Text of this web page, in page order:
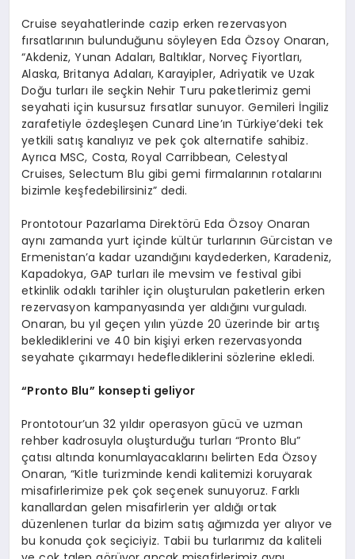
Cruise seyahatlerinde cazip erken rezervasyon
fırsatlarının bulunduğunu söyleyen Eda Özsoy Onaran,
“Akdeniz, Yunan Adaları, Baltıklar, Norveç Fiyortları,
Alaska, Britanya Adaları, Karayipler, Adriyatik ve Uzak
Doğu turları ile seçkin Nehir Turu paketlerimiz gemi
seyahati için kusursuz fırsatlar sunuyor. Gemileri İngiliz
zarafetiyle özdeşleşen Cunard Line’ın Türkiye’deki tek
yetkili satış kanalıyız ve pek çok alternatife sahibiz.
Ayrıca MSC, Costa, Royal Carribbean, Celestyal
Cruises, Selectum Blu gibi gemi firmalarının rotalarını
bizimle keşfedebilirsiniz” dedi.
Prontotour Pazarlama Direktörü Eda Özsoy Onaran
aynı zamanda yurt içinde kültür turlarının Gürcistan ve
Ermenistan’a kadar uzandığını kaydederken, Karadeniz,
Kapadokya, GAP turları ile mevsim ve festival gibi
etkinlik odaklı tarihler için oluşturulan paketlerin erken
rezervasyon kampanyasında yer aldığını vurguladı.
Onaran, bu yıl geçen yılın yüzde 20 üzerinde bir artış
beklediklerini ve 40 bin kişiyi erken rezervasyonda
seyahate çıkarmayı hedeflediklerini sözlerine ekledi.
“Pronto Blu” konsepti geliyor
Prontotour’un 32 yıldır operasyon gücü ve uzman
rehber kadrosuyla oluşturduğu turları “Pronto Blu”
çatısı altında konumlayacaklarını belirten Eda Özsoy
Onaran, “Kitle turizminde kendi kalitemizi koruyarak
misafirlerimize pek çok seçenek sunuyoruz. Farklı
kanallardan gelen misafirlerin yer aldığı ortak
düzenlenen turlar da bizim satış ağımızda yer alıyor ve
bu konuda çok seçiciyiz. Tabii bu turlarımız da kaliteli